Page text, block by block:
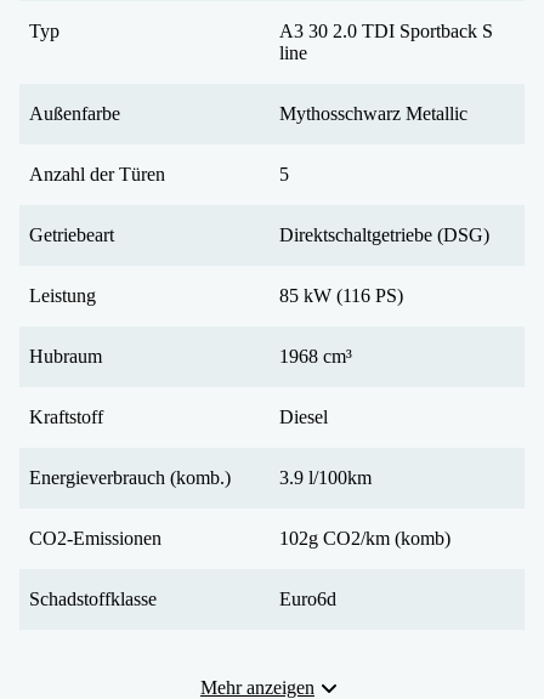
Typ
A3 30 2.0 TDI Sportback S
line
Außenfarbe Mythosschwarz Metallic
Anzahl der Türen 5
Getriebeart Direktschaltgetriebe (DSG)
Leistung 85 kW (116 PS)
Hubraum 1968 cm³
Kraftstoff Diesel
Energieverbrauch (komb.) 3.9 l/100km
CO2-Emissionen 102g CO2/km (komb)
Schadstoffklasse Euro6d
Mehr anzeigen